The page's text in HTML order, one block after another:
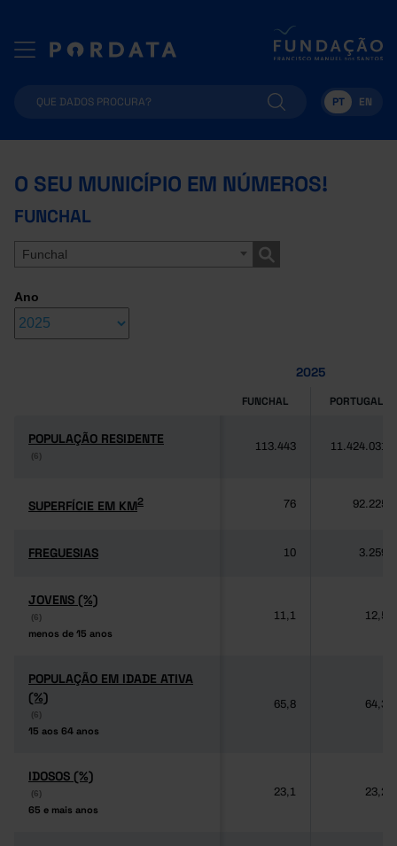
PT EN
O SEU MUNICÍPIO EM NÚMEROS!
FUNCHAL
Funchal
Ano
2025
FUNCHAL PORTUGAL
POPULAÇÃO RESIDENTE
(6)
POPULAÇÃO RESIDENTE
(6)
113.443 11.424.031
SUPERFÍCIE EM KM2
SUPERFÍCIE EM KM2 76 92.225
FREGUESIAS
FREGUESIAS 10 3.259
JOVENS (%)
(6)
menos de 15 anos
JOVENS (%)
(6)
menos de 15 anos
11,1 12,5
POPULAÇÃO EM IDADE ATIVA
(%)
(6)
15 aos 64 anos
POPULAÇÃO EM IDADE ATIVA
(%)
(6)
15 aos 64 anos
65,8 64,3
IDOSOS (%)
(6)
65 e mais anos
IDOSOS (%)
(6)
65 e mais anos
23,1 23,2